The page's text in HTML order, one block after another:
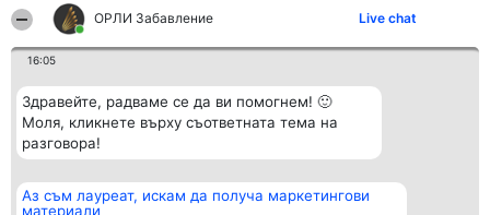
ОРЛИ Забавление Live chat
16:05
Здравейте, радваме се да ви помогнем! 🙂
Моля, кликнете върху съответната тема на
разговора!
Аз съм лауреат, искам да получа маркетингови
материали
Организатор на
класиране
Класация Контакти